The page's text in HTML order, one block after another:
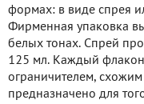
формах: в виде спрея
Фирменная упаковка
белых тонах. Спрей
125 мл. Каждый
ограничителем,
предназначено для